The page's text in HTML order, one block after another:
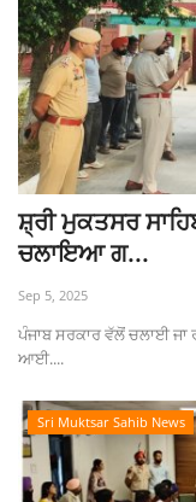
ਸ਼੍ਰੀ ਮੁਕਤਸਰ
ਚਲਾਇਆ ਗ...
Sep 5, 2025
ਪੰਜਾਬ ਸਰਕਾਰ ਵੱਲੋਂ ਚਲਾਈ ਜਾ
ਆਈ....
Sri Muktsar Sahib News